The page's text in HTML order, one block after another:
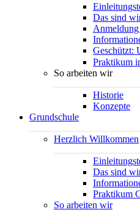
Das sind
Geschützt:
Praktikum
So arbeiten wir
Historie
Konzepte
Grundschule
Herzlich Willkommen
Das sind
Praktikum
So arbeiten wir